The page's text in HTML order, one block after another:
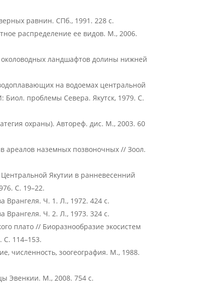
равнин. СПб., 1991. 228 с.
распределение ее видов. М., 2006.
ландшафтов долины нижней
на водоемах центральной
Биол. проблемы Севера. Якутск, 1979. С.
охраны). Автореф. дис. М., 2003. 60
ареалов наземных позвоночных // Зоол.
Якутии в ранневесенний
С. 19–22.
Врангеля. Ч. 1. Л., 1972. 424 с.
Врангеля. Ч. 2. Л., 1973. 324 с.
плато // Биоразнообразие экосистем
С. 114–153.
численность, зоогеография. М., 1988.
Эвенкии. М., 2008. 754 с.